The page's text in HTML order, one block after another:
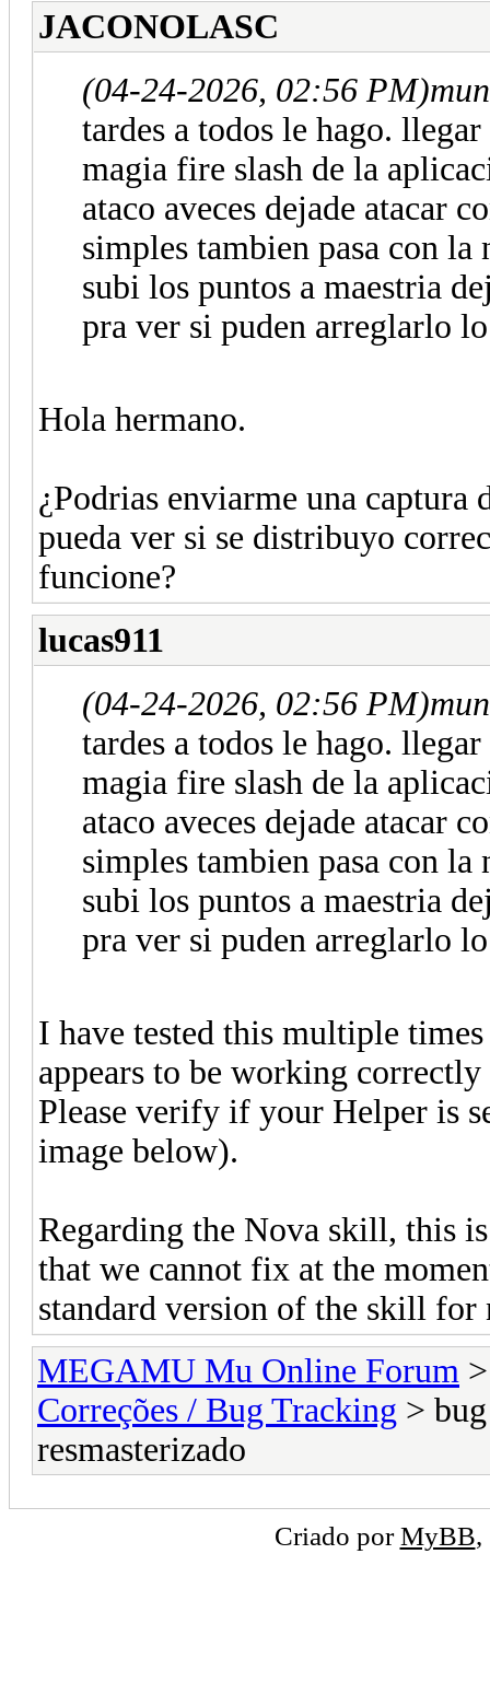
JACONOLASC
(04-24-2026, 02:56 PM)
tardes a todos le hago.
magia fire slash de la
ataco aveces dejade atacar
simples tambien pasa con
subi los puntos a maestria
pra ver si puden arreglarlo
Hola hermano.
¿Podrias enviarme una captura
pueda ver si se distribuyo
funcione?
lucas911
(04-24-2026, 02:56 PM)
tardes a todos le hago.
magia fire slash de la
ataco aveces dejade atacar
simples tambien pasa con
subi los puntos a maestria
pra ver si puden arreglarlo
I have tested this multiple
appears to be working
Please verify if your Helper is
image below).
Regarding the Nova skill, this
that we cannot fix at the
standard version of the skill for
MEGAMU Mu Online Forum
Correções / Bug Tracking >
resmasterizado
Criado porMyBB,